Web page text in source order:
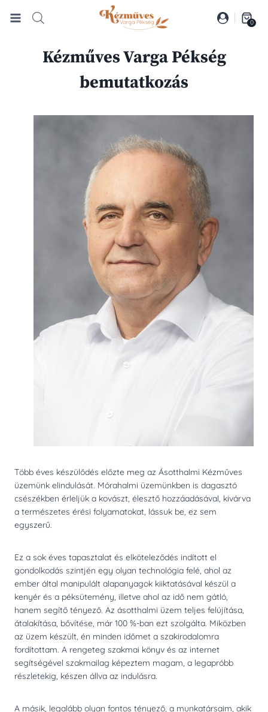
0
Kézműves Varga Pékség
bemutatkozás
Több éves készülődés előzte meg az Ásotthalmi Kézműves
üzemünk elindulását. Mórahalmi üzemünkben is dagasztó
csészékben érleljük a kovászt, élesztő hozzáadásával, kivárva
a természetes érési folyamatokat, lássuk be, ez sem
egyszerű.
Ez a sok éves tapasztalat és elköteleződés indított el
gondolkodás szintjén egy olyan technológia felé, ahol az
ember által manipulált alapanyagok kiiktatásával készül a
kenyér és a péksütemény, illetve ahol az idő nem gátló,
hanem segítő tényező. Az ásotthalmi üzem teljes felújítása,
átalakítása, bővítése, már 100 %-ban ezt szolgálta. Miközben
az üzem készült, én minden időmet a szakirodalomra
fordítottam. A rengeteg szakmai könyv és az internet
segítségével szakmailag képeztem magam, a legapróbb
részletekig, készen állva az indulásra.
A másik, legalább olyan fontos tényező, a munkatársaim, akik